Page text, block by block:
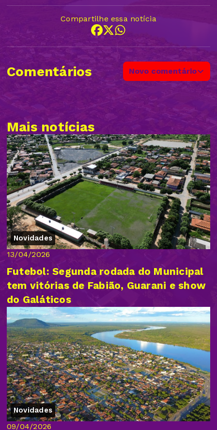
Compartilhe essa notícia
Comentários Novo comentário
Mais notícias
Novidades
13/04/2026
Futebol: Segunda rodada do Municipal
tem vitórias de Fabião, Guarani e show
do Galáticos
Novidades
09/04/2026